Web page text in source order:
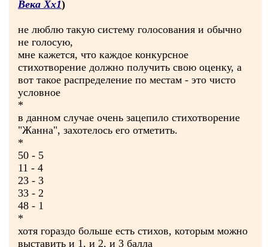
Века Хх1)
не люблю такую систему голосования и обычно
не голосую,
мне кажется, что каждое конкурсное
стихотворение должно получить свою оценку, а
вот такое распределение по местам - это чисто
условное
*
в данном случае очень зацепило стихотворение
"Жанна", захотелось его отметить.
*
50 - 5
11 - 4
23 - 3
33 - 2
48 - 1
*
хотя гораздо больше есть стихов, которым можно
выставить и 1, и 2, и 3 балла